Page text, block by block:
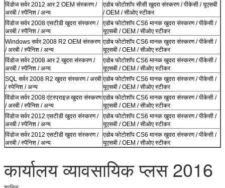
विंडोज सर्वर 2012 आर 2 OEM संस्करण /
अरबी / स्पैनिश / अन्य
एडोब फोटोशॉप सीसी खुदरा संस्करण / पीकेसी / यूएसबी
/ OEM / सीओए स्टीकर
विंडोज सर्वर 2008 एसटीडी खुदरा संस्करण /
अरबी / स्पैनिश / अन्य
एडोब फोटोशॉप CS6 मानक खुदरा संस्करण / पीकेसी /
यूएसबी / OEM / सीओए स्टीकर
Windows सर्वर 2008 R2 OEM संस्करण
/ अरबी / स्पैनिश / अन्य
एडोब फोटोशॉप CS6 मानक खुदरा संस्करण / पीकेसी /
यूएसबी / OEM / सीओए स्टीकर
विंडोज सर्वर 2008 आर 2 खुदरा संस्करण /
अरबी / स्पैनिश / अन्य
एडोब फोटोशॉप CS6 मानक खुदरा संस्करण / पीकेसी /
यूएसबी / OEM / सीओए स्टीकर
SQL सर्वर 2008 R2 खुदरा संस्करण / अरबी
/ स्पेनिश / अन्य
एडोब फोटोशॉप CS6 मानक खुदरा संस्करण / पीकेसी /
यूएसबी / OEM / सीओए स्टीकर
विंडोज सर्वर 2008 एंटरप्राइज़ खुदरा संस्करण
/ अरबी / स्पैनिश / अन्य
एडोब फोटोशॉप CS6 मानक खुदरा संस्करण / पीकेसी /
यूएसबी / OEM / सीओए स्टीकर
विंडोज सर्वर 2012 एसटीडी खुदरा संस्करण /
अरबी / स्पैनिश / अन्य
एडोब फोटोशॉप CS6 मानक खुदरा संस्करण / पीकेसी /
यूएसबी / OEM / सीओए स्टीकर
विंडोज सर्वर 2012 एसटीडी खुदरा संस्करण /
अरबी / स्पैनिश / अन्य
एडोब फोटोशॉप CS6 मानक खुदरा संस्करण / पीकेसी /
यूएसबी / OEM / सीओए स्टीकर
कार्यालय व्यावसायिक प्लस 2016